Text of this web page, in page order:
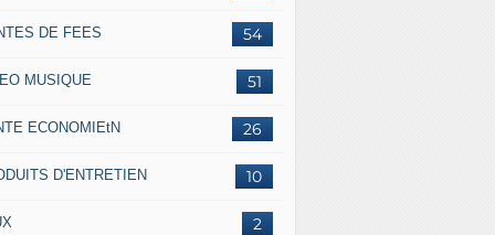
54
DE FEES
51
MUSIQUE
26
ECONOMIEtN
10
D'ENTRETIEN
2